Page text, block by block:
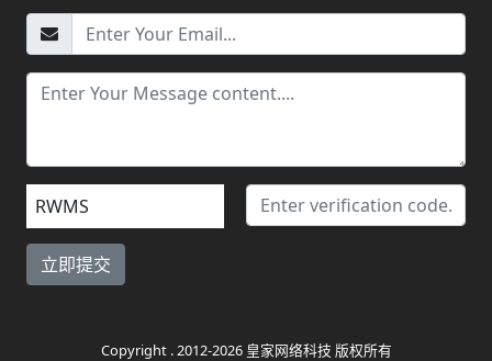
RWMS
Copyright . 2012-2026 皇家网络科技 版权所有